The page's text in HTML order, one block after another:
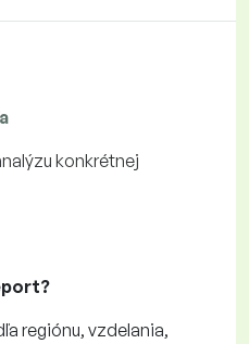
konkrétnej
regiónu, vzdelania,